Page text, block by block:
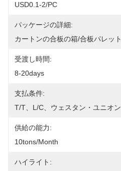
USD0.1-2/PC
パッケージの詳細:
カートンの合板の箱/合板パレット
受渡し時間:
8-20days
支払条件:
T/T、L/C、ウェスタン・ユニオン
供給の能力:
10tons/month
ハイライト: